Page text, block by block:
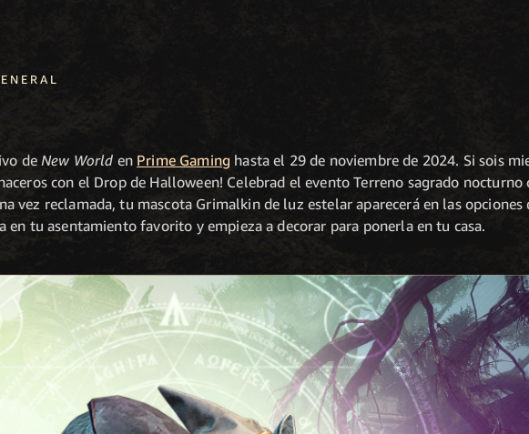
deNew World en Prime Gaming hasta el 29 de noviembre de 2024. Si sois
con el Drop de Halloween! Celebrad el evento Terreno sagrado nocturno
vez reclamada, tu mascota Grimalkin de luz estelar aparecerá en las opciones
en tu asentamiento favorito y empieza a decorar para ponerla en tu casa.